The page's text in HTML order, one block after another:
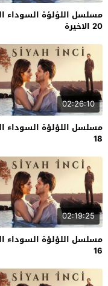
مسلسل اللؤلؤة السوداء
20 الاخيرة
02:26:10
مسلسل اللؤلؤة السوداء
18
02:19:25
مسلسل اللؤلؤة السوداء
16